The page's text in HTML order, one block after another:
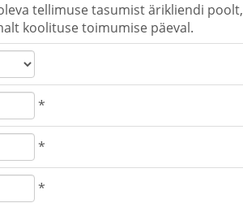
tellimuse tasumist ärikliendi poolt,
koolituse toimumise päeval.
*
*
*